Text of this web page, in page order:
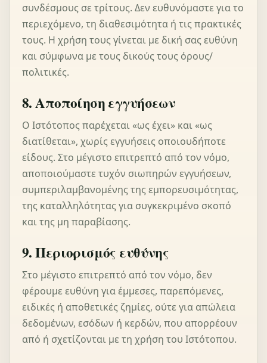
συνδέσμους σε τρίτους. Δεν ευθυνόμαστε για το
περιεχόμενο, τη διαθεσιμότητα ή τις πρακτικές
τους. Η χρήση τους γίνεται με δική σας ευθύνη
και σύμφωνα με τους δικούς τους όρους/
πολιτικές.
8. Αποποίηση εγγυήσεων
Ο Ιστότοπος παρέχεται «ως έχει» και «ως
διατίθεται», χωρίς εγγυήσεις οποιουδήποτε
είδους. Στο μέγιστο επιτρεπτό από τον νόμο,
αποποιούμαστε τυχόν σιωπηρών εγγυήσεων,
συμπεριλαμβανομένης της εμπορευσιμότητας,
της καταλληλότητας για συγκεκριμένο σκοπό
και της μη παραβίασης.
9. Περιορισμός ευθύνης
Στο μέγιστο επιτρεπτό από τον νόμο, δεν
φέρουμε ευθύνη για έμμεσες, παρεπόμενες,
ειδικές ή αποθετικές ζημίες, ούτε για απώλεια
δεδομένων, εσόδων ή κερδών, που απορρέουν
από ή σχετίζονται με τη χρήση του Ιστότοπου.